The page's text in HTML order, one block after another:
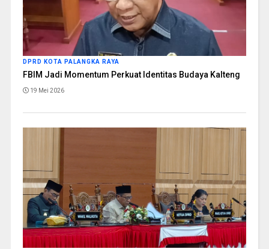
DPRD KOTA PALANGKA RAYA
FBIM Jadi Momentum Perkuat Identitas Budaya Kalteng
19 Mei 2026